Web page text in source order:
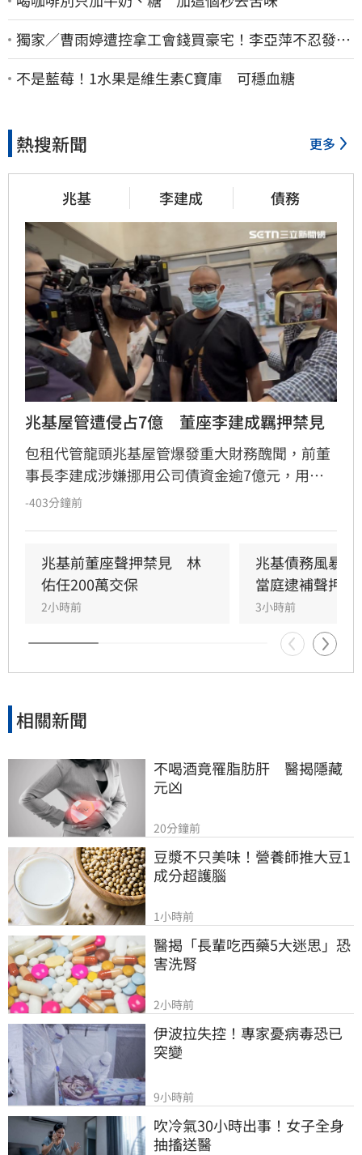
獨家／曹雨婷遭控拿工會錢買豪宅！李亞萍不忍發
聲：余天管工會都貼錢
不是藍莓！1水果是維生素C寶庫 可穩血糖
熱搜新聞 更多
兆基 李建成 債務
兆基屋管遭侵占7億　董座李建成羈押禁見
包租代管龍頭兆基屋管爆發重大財務醜聞，前董
事長李建成涉嫌挪用公司債資金逾7億元，用於
個人私用及支付前妻生活費，遭檢方依背信、侵
-403分鐘前
兆基前董座聲押禁見　林
佑任200萬交保
2小時前
兆基債務風暴
當庭逮補聲押禁
3小時前
相關新聞
不喝酒竟罹脂肪肝　醫揭隱藏
元凶
20分鐘前
豆漿不只美味！營養師推大豆1
成分超護腦
1小時前
醫揭「長輩吃西藥5大迷思」恐
害洗腎
2小時前
伊波拉失控！專家憂病毒恐已
突變
9小時前
吹冷氣30小時出事！女子全身
抽搐送醫